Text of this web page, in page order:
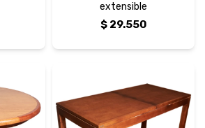
extensible
$ 29.550